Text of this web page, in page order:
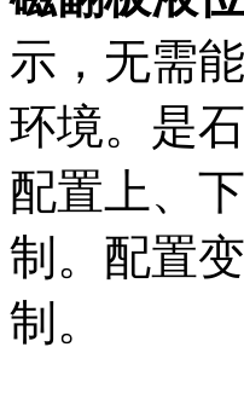
示，无需
环境。是
配置上、
制。配置
制。